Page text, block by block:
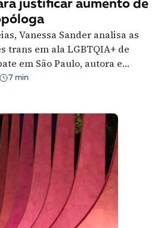
justificar aumento de
Vanessa Sander analisa as
trans em ala LGBTQIA+ de
em São Paulo, autora e
discutiram como sistema
7 min